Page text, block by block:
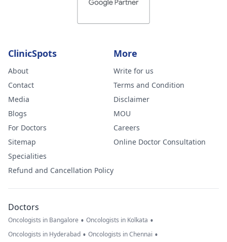
ClinicSpots
About
Contact
Media
Blogs
For Doctors
Sitemap
Specialities
Refund and Cancellation Policy
More
Write for us
Terms and Condition
Disclaimer
MOU
Careers
Online Doctor Consultation
Doctors
Oncologists in Bangalore • Oncologists in Kolkata •
Oncologists in Hyderabad • Oncologists in Chennai •